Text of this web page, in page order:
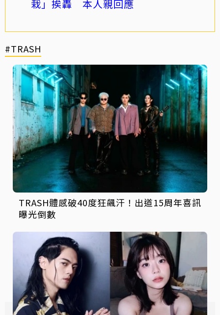
栽」挨轟 本人親回應
#TRASH
TRASH體感破40度狂飆汗！出道15周年喜訊
曝光倒數